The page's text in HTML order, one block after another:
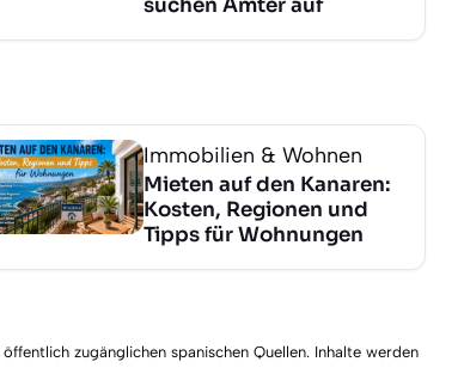
suchen Ämter auf
Immobilien & Wohnen
Mieten auf den Kanaren:
Kosten, Regionen und
Tipps für Wohnungen
zugänglichen spanischen Quellen. Inhalte werden